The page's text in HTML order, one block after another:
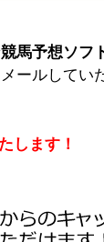
馬予想ソフ
ールしてい
します！